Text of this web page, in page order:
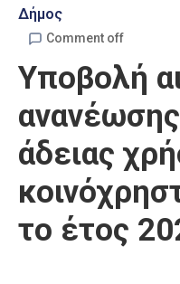
Δήμος
Comment off
Υποβολή
άδειας
το έτος